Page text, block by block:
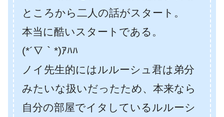
ところから二人の話がスタート。
本当に酷いスタートである。
(*´∇｀*)ｱﾊﾊ
ノイ先生的にはルルーシュ君は弟分
みたいな扱いだったため、本来なら
自分の部屋でイタしているルルーシ